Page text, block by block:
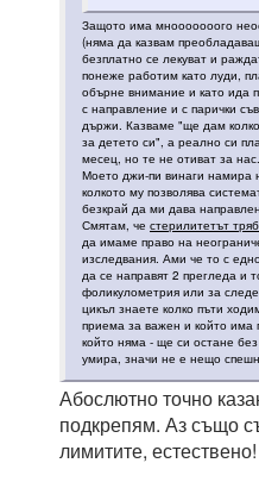
Защото има мнооооооого
(няма да казвам
безплатно се лекуват и
понеже работим като луди,
обърне внимание и като ида
с направление и с парички
държи. Казваме "ще дам
за детето си", а реално си
месец, но те не отиват за нас.
Моето джи-пи винаги намира
колкото му позволява
безкрай да ми дава
Смятам, че стерилитетът
да имаме право на
изследвания. Ами че то с
да се направят 2 прегледа и
фоликулометрия или за
цикъл знаете колко пъти
приема за важен и който има
който няма - ще си остане
умира, значи не е нещо
Абослютно точно
подкрепям. Аз също
лимитите, естествено!